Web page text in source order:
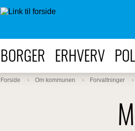
BORGER ERHVERV
Forside Om kommunen Forvaltninger